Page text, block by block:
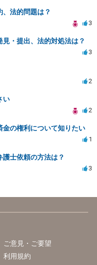
法的問題は？
3
・提出、法的対処法は？
3
2
い
2
の権利について知りたい
1
士依頼の方法は？
3
ご意見・ご要望
利用規約